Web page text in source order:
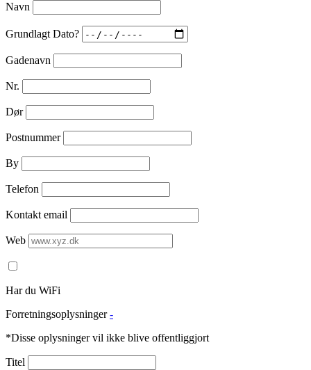
Navn
Grundlagt Dato?
Gadenavn
Nr.
Dør
Postnummer
By
Telefon
Kontakt email
Web
Har du WiFi
Forretningsoplysninger -
*Disse oplysninger vil ikke blive offentliggjort
Titel